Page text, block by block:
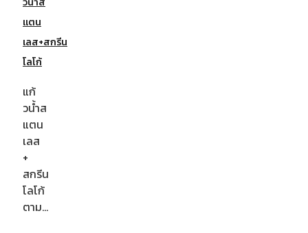
แตน
เลส+สกรีน
โลโก้
แก้
วน้ำส
แตน
เลส
+
สกรีน
โลโก้
ตาม…